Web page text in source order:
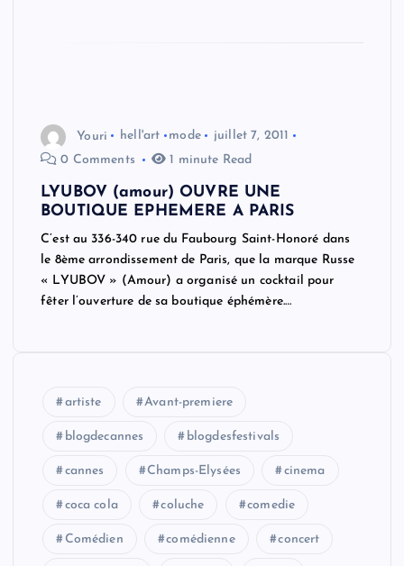
Youri hell'art mode
juillet 7, 2011
0 Comments
1 minute Read
LYUBOV (amour) OUVRE UNE
BOUTIQUE EPHEMERE A PARIS
C’est au 336-340 rue du Faubourg Saint-Honoré dans
le 8ème arrondissement de Paris, que la marque Russe
« LYUBOV » (Amour) a organisé un cocktail pour
fêter l’ouverture de sa boutique éphémère.…
artiste Avant-premiere
blogdecannes blogdesfestivals
cannes Champs-Elysées cinema
coca cola coluche comedie
Comédien comédienne concert